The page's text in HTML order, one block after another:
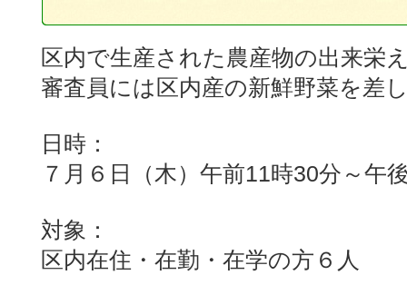
区内で生産された農産物の出来栄
審査員には区内産の新鮮野菜を差
日時：
７月６日（木）午前11時30分～午
対象：
区内在住・在勤・在学の方６人